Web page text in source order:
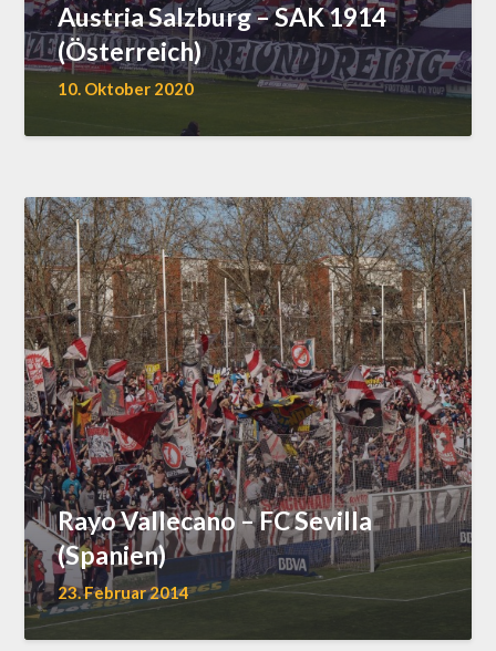
Austria Salzburg – SAK 1914
(Österreich)
10. Oktober 2020
Rayo Vallecano – FC Sevilla
(Spanien)
23. Februar 2014